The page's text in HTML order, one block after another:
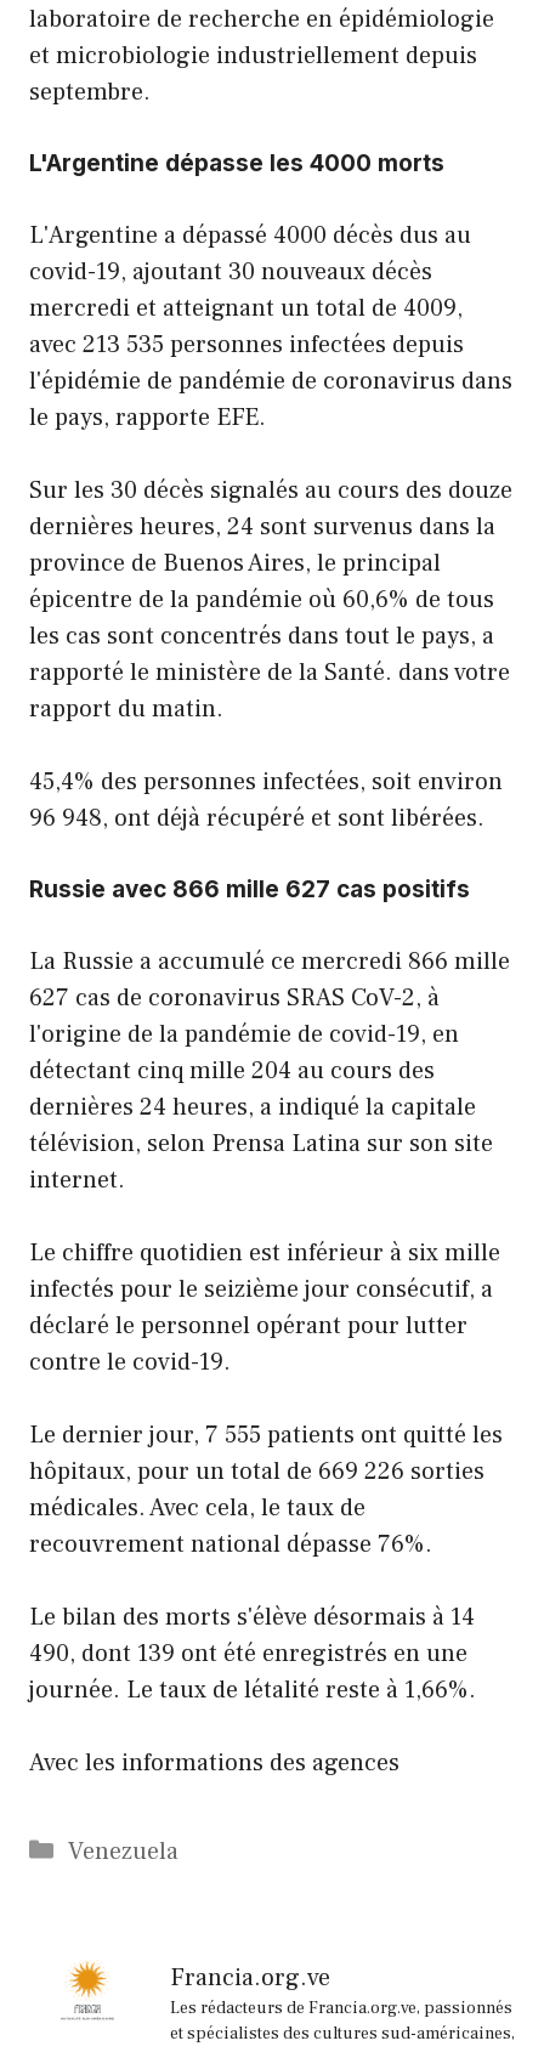
laboratoire de recherche en épidémiologie
et microbiologie industriellement depuis
septembre.
L'Argentine dépasse les 4000 morts
L'Argentine a dépassé 4000 décès dus au
covid-19, ajoutant 30 nouveaux décès
mercredi et atteignant un total de 4009,
avec 213 535 personnes infectées depuis
l'épidémie de pandémie de coronavirus dans
le pays, rapporte EFE.
Sur les 30 décès signalés au cours des douze
dernières heures, 24 sont survenus dans la
province de Buenos Aires, le principal
épicentre de la pandémie où 60,6% de tous
les cas sont concentrés dans tout le pays, a
rapporté le ministère de la Santé. dans votre
rapport du matin.
45,4% des personnes infectées, soit environ
96 948, ont déjà récupéré et sont libérées.
Russie avec 866 mille 627 cas positifs
La Russie a accumulé ce mercredi 866 mille
627 cas de coronavirus SRAS CoV-2, à
l'origine de la pandémie de covid-19, en
détectant cinq mille 204 au cours des
dernières 24 heures, a indiqué la capitale
télévision, selon Prensa Latina sur son site
internet.
Le chiffre quotidien est inférieur à six mille
infectés pour le seizième jour consécutif, a
déclaré le personnel opérant pour lutter
contre le covid-19.
Le dernier jour, 7 555 patients ont quitté les
hôpitaux, pour un total de 669 226 sorties
médicales. Avec cela, le taux de
recouvrement national dépasse 76%.
Le bilan des morts s'élève désormais à 14
490, dont 139 ont été enregistrés en une
journée. Le taux de létalité reste à 1,66%.
Avec les informations des agences
Catégories
Venezuela
Francia.org.ve
Les rédacteurs de Francia.org.ve, passionnés
et spécialistes des cultures sud-américaines,